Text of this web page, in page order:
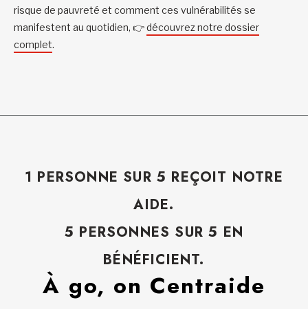
risque de pauvreté et comment ces vulnérabilités se
manifestent au quotidien, 👉découvrez notre dossier
complet.
1 PERSONNE SUR 5 REÇOIT NOTRE
AIDE.
5 PERSONNES SUR 5 EN
BÉNÉFICIENT.
À go, on Centraide